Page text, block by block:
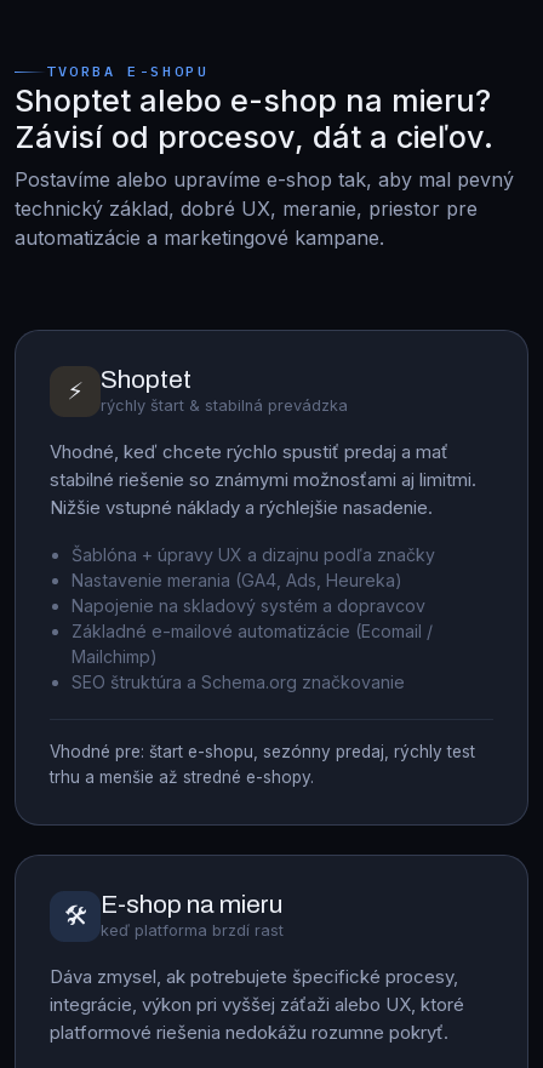
TVORBA E-SHOPU
Shoptet alebo e-shop na mieru?
Závisí od procesov, dát a cieľov.
Postavíme alebo upravíme e-shop tak, aby mal pevný
technický základ, dobré UX, meranie, priestor pre
automatizácie a marketingové kampane.
⚡ Shoptet
rýchly štart & stabilná prevádzka
Vhodné, keď chcete rýchlo spustiť predaj a mať
stabilné riešenie so známymi možnosťami aj limitmi.
Nižšie vstupné náklady a rýchlejšie nasadenie.
Šablóna + úpravy UX a dizajnu podľa značky
Nastavenie merania (GA4, Ads, Heureka)
Napojenie na skladový systém a dopravcov
Základné e-mailové automatizácie (Ecomail /
Mailchimp)
SEO štruktúra a Schema.org značkovanie
Vhodné pre: štart e-shopu, sezónny predaj, rýchly test
trhu a menšie až stredné e-shopy.
🛠 E-shop na mieru
keď platforma brzdí rast
Dáva zmysel, ak potrebujete špecifické procesy,
integrácie, výkon pri vyššej záťaži alebo UX, ktoré
platformové riešenia nedokážu rozumne pokryť.